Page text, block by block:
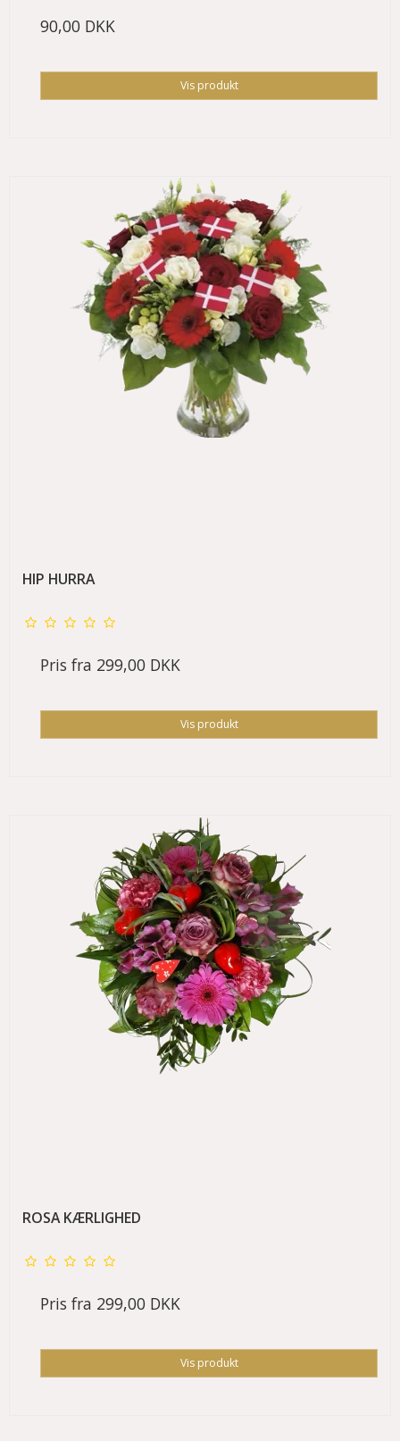
90,00 DKK
Vis produkt
HIP HURRA
Pris fra 299,00 DKK
Vis produkt
ROSA KÆRLIGHED
Pris fra 299,00 DKK
Vis produkt